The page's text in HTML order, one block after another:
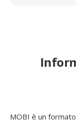
MOBI è un